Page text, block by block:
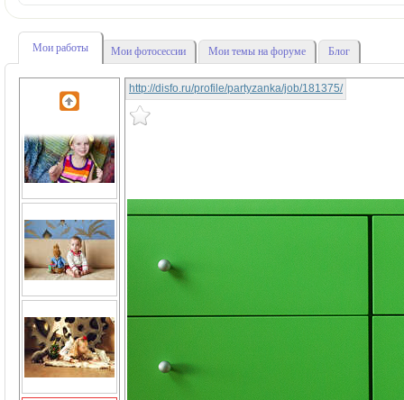
Мои работы Мои фотосессии Мои темы на форуме Блог
http://disfo.ru/profile/partyzanka/job/181375/